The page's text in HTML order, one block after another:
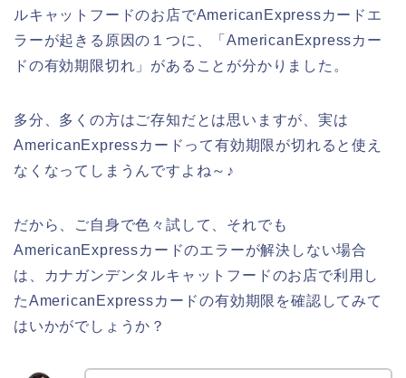
ルキャットフードのお店でAmericanExpressカードエ
ラーが起きる原因の１つに、「AmericanExpressカー
ドの有効期限切れ」があることが分かりました。
多分、多くの方はご存知だとは思いますが、実は
AmericanExpressカードって有効期限が切れると使え
なくなってしまうんですよね～♪
だから、ご自身で色々試して、それでも
AmericanExpressカードのエラーが解決しない場合
は、カナガンデンタルキャットフードのお店で利用し
たAmericanExpressカードの有効期限を確認してみて
はいかがでしょうか？